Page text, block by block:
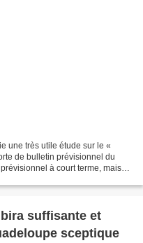
une très utile étude sur le «
de bulletin prévisionnel du
à court terme, mais
suffisante et
sceptique